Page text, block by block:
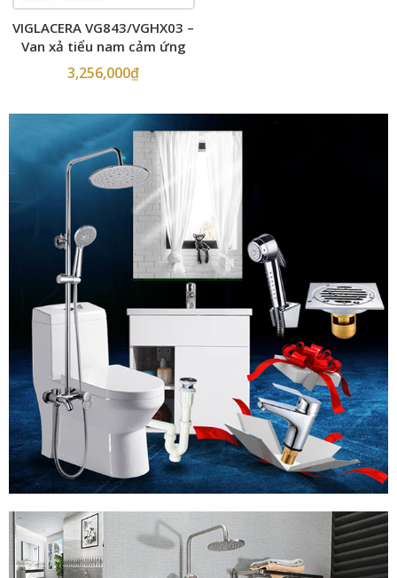
VIGLACERA VG843/VGHX03 –
Van xả tiểu nam cảm ứng
dùng pin
3,256,000₫